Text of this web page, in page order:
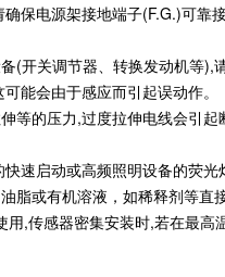
保电源架接地端子(F.G.)可
(开关调节器、转换发动机等
能会由于感应而引起误动作。
等的压力,过度拉伸电线会引
速启动或高频照明设备的荧
脂或有机溶液，如稀释剂等
,传感器密集安装时,若在最高